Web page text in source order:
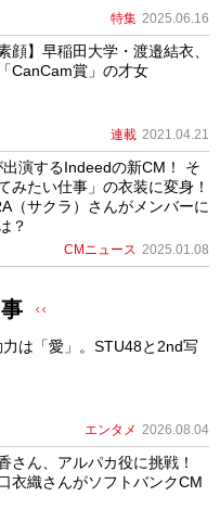
特集 2025.06.16
顔】早稲田大学・渡邉結衣、
CanCam賞」の才女
連載 2021.04.21
演するIndeedの新CM！ そ
みたい仕事」の衣装に変身！
（サクラ）さんがメンバーに
？
CMニュース 2025.01.08
は「愛」。STU48と2nd写
エンタメ 2026.08.04
さん、アルパカ役に挑戦！
衣織さんがソフトバンクCM